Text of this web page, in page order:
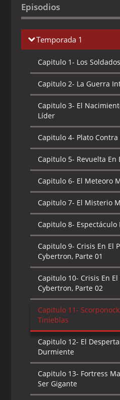
Episodios
Temporada 1
Capitulo 1- Los
Capitulo 2- La Guerra
Capitulo 3- El
Líder
Capitulo 4- Plato
Capitulo 5- Revuelta En
Capitulo 6- El Meteoro
Capitulo 7- El Misterio
Capitulo 8- Espectáculo
Capitulo 9- Crisis En El
Cybertron, Parte 01
Capitulo 10- Crisis En
Cybertron, Parte 02
Capitulo 11-
Tinieblas
Capitulo 12- El
Durmiente
Capitulo 13- Fortress
Ser Gigante